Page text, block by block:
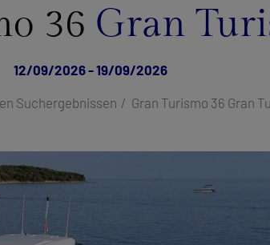
36 Gran
12/09/2026 - 19/09/2026
Suchergebnissen Gran Turismo 36 Gran